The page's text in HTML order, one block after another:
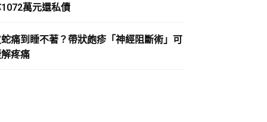
萬元還私債
痛到睡不著？帶狀皰疹「神經阻斷術」可
疼痛